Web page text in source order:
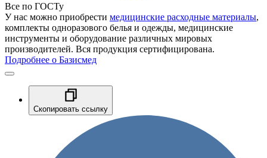
Все по ГОСТу
У нас можно приобрести медицинские расходные материалы,
комплекты одноразового белья и одежды, медицинские
инструменты и оборудование различных мировых
производителей. Вся продукция сертифицирована.
Подробнее о Базисмед
Скопировать ссылку